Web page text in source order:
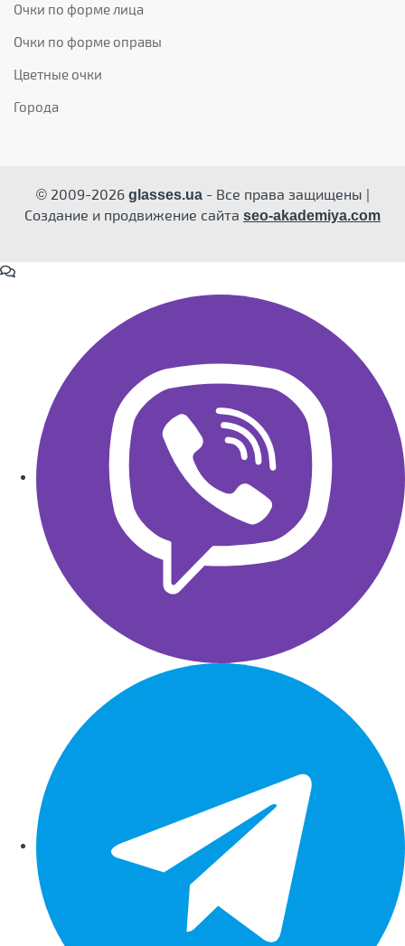
Очки по форме лица
Очки по форме оправы
Цветные очки
Города
© 2009-2026glasses.ua- Все права защищены |
Создание и продвижение сайта seo-akademiya.com